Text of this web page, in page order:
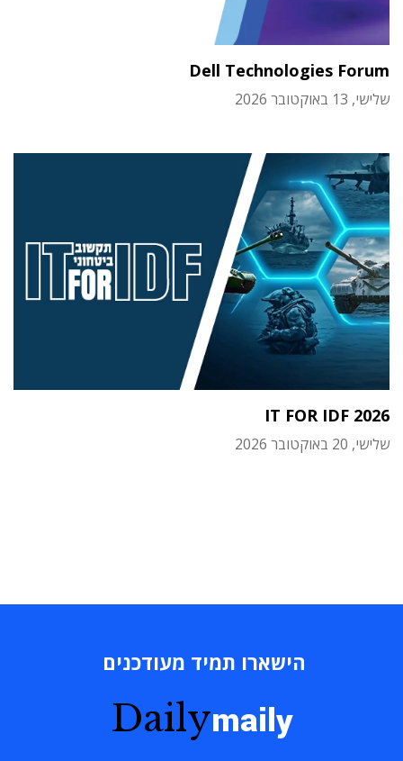
Dell Technologies Forum
שלישי, 13 באוקטובר 2026
IT FOR IDF 2026
שלישי, 20 באוקטובר 2026
הישארו תמיד מעודכנים
Dailymaily